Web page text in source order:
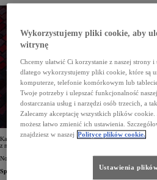
Kabina wyróżnia się tapicerkami z logotypem UNDERCOVER
z monogramem.
Nowa wersja zostanie wyprodukowany w liczbie 5000 aut.
Spotkanie dwóch światów
Wykorzystujemy pliki cookie, aby
witrynę
Chcemy ułatwić Ci korzystanie z naszej strony i
dlatego wykorzystujemy pliki cookie, które są
komputerze, telefonie komórkowym lub
Twoje potrzeby i ulepszać funkcjonalność
dostarczania usług i narzędzi osób trzecich, a
Zalecamy akceptację wszystkich plików cookie.
możesz łatwo zmienić ich ustawienia.
znajdziesz w naszej Polityce plików cookie.
Ustawienia